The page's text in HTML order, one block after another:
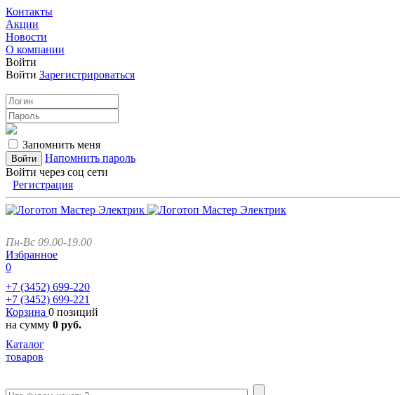
Контакты
Акции
Новости
О компании
Войти
Войти Зарегистрироваться
Запомнить меня
Напомнить пароль
Войти через соц сети
Регистрация
Пн-Вс 09.00-19.00
Избранное
0
+7 (3452) 699-220
+7 (3452) 699-221
Корзина 0 позиций
на сумму 0 руб.
Каталог
товаров